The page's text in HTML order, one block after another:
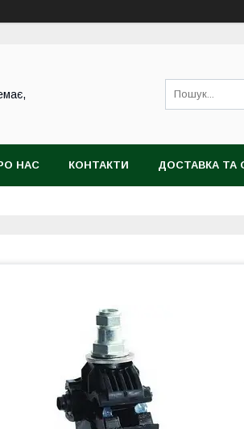
НАС КОНТАКТИ ДОСТАВКА ТА